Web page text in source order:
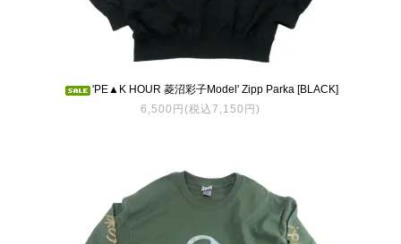
'PE▲K HOUR 菱沼彩子Model' Zipp Parka [BLACK]
6,500円(税込7,150円)